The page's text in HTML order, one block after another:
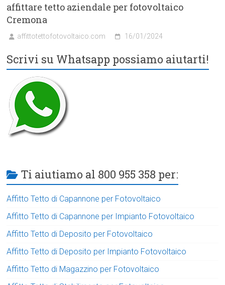
affittare tetto aziendale per fotovoltaico
Cremona
affittotettofotovoltaico.com 16/01/2024
Scrivi su Whatsapp possiamo aiutarti!
Ti aiutiamo al 800 955 358 per:
Affitto Tetto di Capannone per Fotovoltaico
Affitto Tetto di Capannone per Impianto Fotovoltaico
Affitto Tetto di Deposito per Fotovoltaico
Affitto Tetto di Deposito per Impianto Fotovoltaico
Affitto Tetto di Magazzino per Fotovoltaico